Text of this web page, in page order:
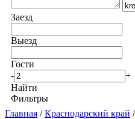
Заезд
Выезд
Гости
-
+
Найти
Фильтры
Главная /Краснодарский край /